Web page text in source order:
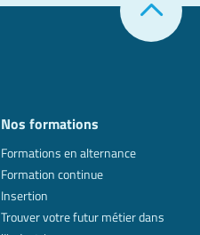
Nos formations
Formations en alternance
Formation continue
Insertion
Trouver votre futur métier dans